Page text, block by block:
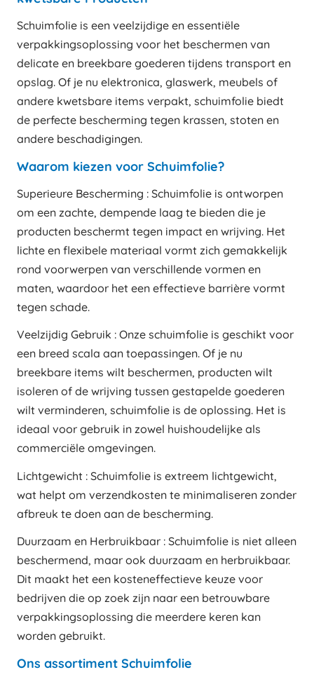
Schuimfolie is een veelzijdige en essentiële
verpakkingsoplossing voor het beschermen van
delicate en breekbare goederen tijdens transport en
opslag. Of je nu elektronica, glaswerk, meubels of
andere kwetsbare items verpakt, schuimfolie biedt
de perfecte bescherming tegen krassen, stoten en
andere beschadigingen.
Waarom kiezen voor Schuimfolie?
Superieure Bescherming : Schuimfolie is ontworpen
om een zachte, dempende laag te bieden die je
producten beschermt tegen impact en wrijving. Het
lichte en flexibele materiaal vormt zich gemakkelijk
rond voorwerpen van verschillende vormen en
maten, waardoor het een effectieve barrière vormt
tegen schade.
Veelzijdig Gebruik : Onze schuimfolie is geschikt voor
een breed scala aan toepassingen. Of je nu
breekbare items wilt beschermen, producten wilt
isoleren of de wrijving tussen gestapelde goederen
wilt verminderen, schuimfolie is de oplossing. Het is
ideaal voor gebruik in zowel huishoudelijke als
commerciële omgevingen.
Lichtgewicht : Schuimfolie is extreem lichtgewicht,
wat helpt om verzendkosten te minimaliseren zonder
afbreuk te doen aan de bescherming.
Duurzaam en Herbruikbaar : Schuimfolie is niet alleen
beschermend, maar ook duurzaam en herbruikbaar.
Dit maakt het een kosteneffectieve keuze voor
bedrijven die op zoek zijn naar een betrouwbare
verpakkingsoplossing die meerdere keren kan
worden gebruikt.
Ons assortiment Schuimfolie